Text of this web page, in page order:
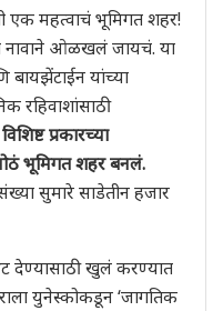
एक महत्वाचं भूमिगत शहर!
नावाने ओळखलं जायचं. या
यांच्या
रहिवाशांसाठी
प्रकारच्या
भूमिगत शहर बनलं.
सुमारे साडेतीन हजार
देण्यासाठी खुलं करण्यात
युनेस्कोकडून ‘जागतिक